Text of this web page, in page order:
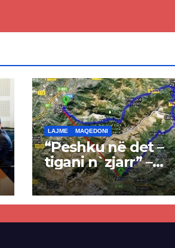
LAJME MAQEDONI
“Peshku në det –
tigani n`zjarr” –
Ende pa u kryer
projekti i tunelit,
komuna e Tetovës
nis punimet për